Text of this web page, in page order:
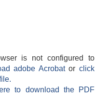
is not configured to
adobe Acrobatorclick
to download the PDF